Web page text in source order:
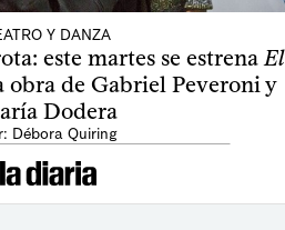
Y DANZA
este martes se estrenaEl
obra de Gabriel Peveroni y
Dodera
Débora Quiring